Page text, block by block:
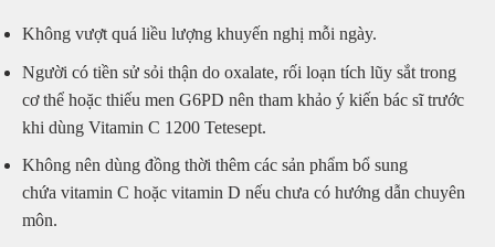
Không vượt quá liều lượng khuyến nghị mỗi ngày.
Người có tiền sử sỏi thận do oxalate, rối loạn tích lũy sắt trong
cơ thể hoặc thiếu men G6PD nên tham khảo ý kiến bác sĩ trước
khi dùng Vitamin C 1200 Tetesept.
Không nên dùng đồng thời thêm các sản phẩm bổ sung
chứa vitamin C hoặc vitamin D nếu chưa có hướng dẫn chuyên
môn.